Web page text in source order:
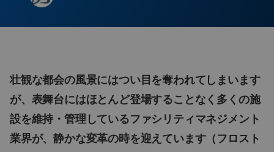
壮観な都会の風景にはつい目を奪われてしまいます
が、表舞台にはほとんど登場することなく多くの施
設を維持・管理しているファシリティマネジメント
業界が、静かな変革の時を迎えています（フロスト